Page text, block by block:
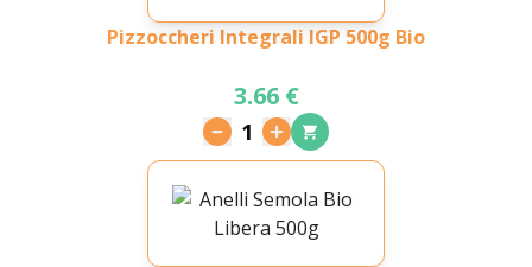
Pizzoccheri Integrali IGP 500g Bio
3.66 €
1